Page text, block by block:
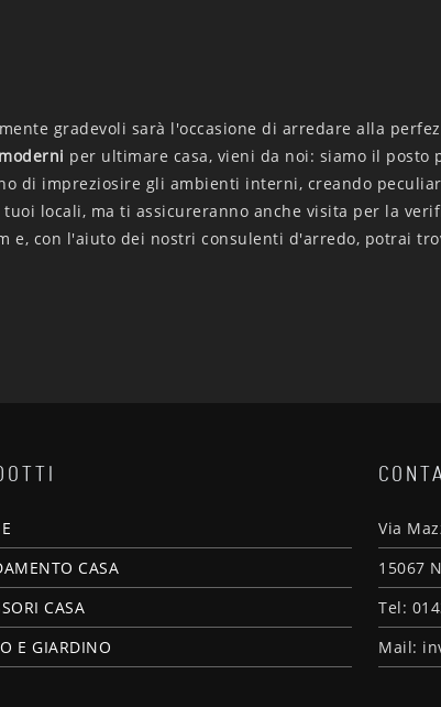
gradevoli sarà l'occasione di arredare alla
moderni per ultimare casa, vieni da noi: siamo il
di impreziosire gli ambienti interni, creando
locali, ma ti assicureranno anche visita per la
e, con l'aiuto dei nostri consulenti d'arredo, potrai
CASA
CASA
E GIARDINO
Via
15067
Tel:
Mail: